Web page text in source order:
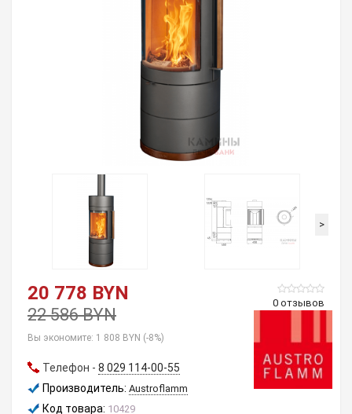
>
0 отзывов
20 778 BYN
22 586 BYN
Вы экономите: 1 808 BYN (-8%)
Телефон - 8 029 114-00-55
Производитель: Austroflamm
Код товара: 10429